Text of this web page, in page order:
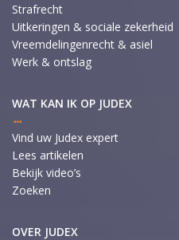
Strafrecht
Uitkeringen & sociale zekerheid
Vreemdelingenrecht & asiel
Werk & ontslag
WAT KAN IK OP JUDEX
Vind uw Judex expert
Lees artikelen
Bekijk video’s
Zoeken
OVER JUDEX